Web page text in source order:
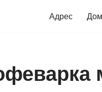
Адрес Дом